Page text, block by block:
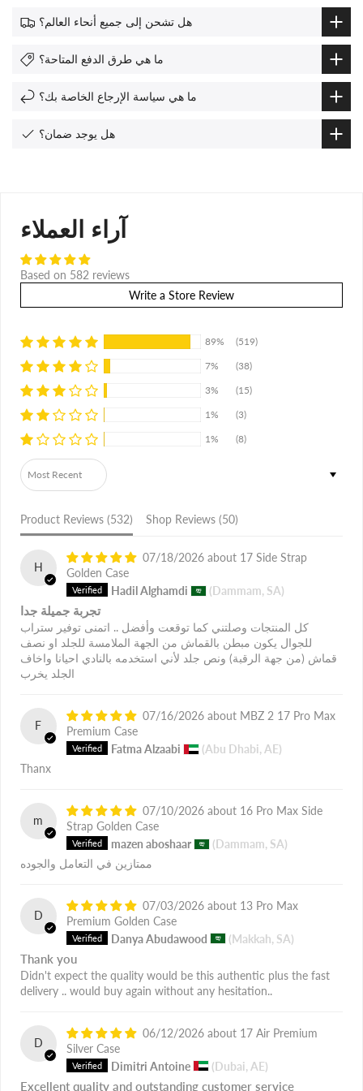
هل تشحن إلى جميع أنحاء العالم؟
ما هي طرق الدفع المتاحة؟
ما هي سياسة الإرجاع الخاصة بك؟
هل يوجد ضمان؟
آراء العملاء
Based on 582 reviews
Write a Store Review
89%
(519)
7%
(38)
3%
(15)
1%
(3)
1%
(8)
Sort by
Product Reviews (532) Shop Reviews (50)
H
07/18/2026
17 Side Strap
Golden Case
Hadil Alghamdi
(Dammam, SA)
تجربة جميلة جدا
كل المنتجات وصلتني كما توقعت وأفضل .. اتمنى توفير ستراب
للجوال يكون مبطن بالقماش من الجهة الملامسة للجلد او نصف
قماش (من جهة الرقبة) ونص جلد لأني استخدمه بالنادي احيانا واخاف
الجلد يخرب
F
07/16/2026
MBZ 2 17 Pro Max
Premium Case
Fatma Alzaabi
(Abu Dhabi, AE)
Thanx
m
07/10/2026
16 Pro Max Side
Strap Golden Case
mazen aboshaar
(Dammam, SA)
ممتازين في التعامل والجوده
D
07/03/2026
13 Pro Max
Premium Golden Case
Danya Abudawood
(Makkah, SA)
Thank you
Didn't expect the quality would be this authentic plus the fast
delivery .. would buy again without any hesitation..
D
06/12/2026
17 Air Premium
Silver Case
Dimitri Antoine
(Dubai, AE)
Excellent quality and outstanding customer service